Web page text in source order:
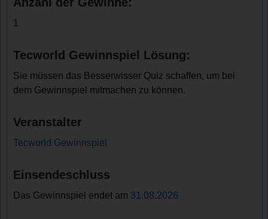
1
Tecworld Gewinnspiel Lösung:
Sie müssen das Besserwisser Quiz schaffen, um bei
dem Gewinnspiel mitmachen zu können.
Veranstalter
Tecworld Gewinnspiel
Einsendeschluss
Das Gewinnspiel endet am 31.08.2026